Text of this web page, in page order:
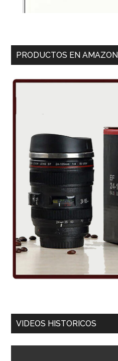
PRODUCTOS EN AMAZON
VIDEOS HISTORICOS